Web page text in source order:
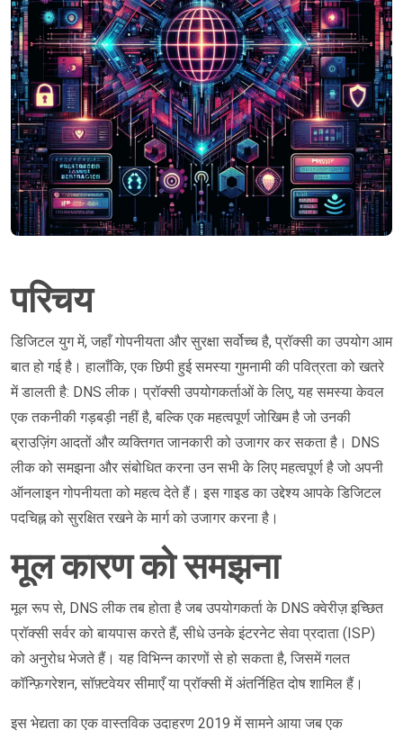
परिचय
डिजिटल युग में, जहाँ गोपनीयता और सुरक्षा सर्वोच्च है, प्रॉक्सी का उपयोग आम
बात हो गई है। हालाँकि, एक छिपी हुई समस्या गुमनामी की पवित्रता को खतरे
में डालती है: DNS लीक। प्रॉक्सी उपयोगकर्ताओं के लिए, यह समस्या केवल
एक तकनीकी गड़बड़ी नहीं है, बल्कि एक महत्वपूर्ण जोखिम है जो उनकी
ब्राउज़िंग आदतों और व्यक्तिगत जानकारी को उजागर कर सकता है। DNS
लीक को समझना और संबोधित करना उन सभी के लिए महत्वपूर्ण है जो अपनी
ऑनलाइन गोपनीयता को महत्व देते हैं। इस गाइड का उद्देश्य आपके डिजिटल
पदचिह्न को सुरक्षित रखने के मार्ग को उजागर करना है।
मूल कारण को समझना
मूल रूप से, DNS लीक तब होता है जब उपयोगकर्ता के DNS क्वेरीज़ इच्छित
प्रॉक्सी सर्वर को बायपास करते हैं, सीधे उनके इंटरनेट सेवा प्रदाता (ISP)
को अनुरोध भेजते हैं। यह विभिन्न कारणों से हो सकता है, जिसमें गलत
कॉन्फ़िगरेशन, सॉफ़्टवेयर सीमाएँ या प्रॉक्सी में अंतर्निहित दोष शामिल हैं।
इस भेद्यता का एक वास्तविक उदाहरण 2019 में सामने आया जब एक